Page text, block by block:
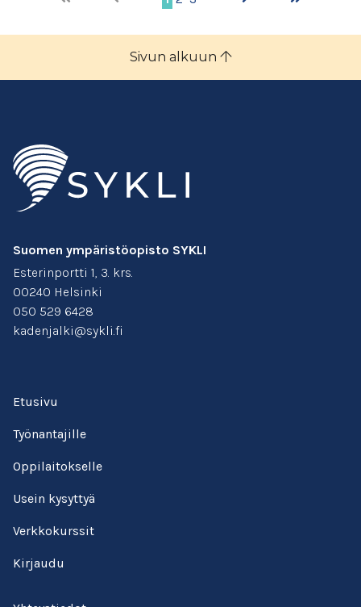
Sivun alkuun
Suomen ympäristöopisto SYKLI
Esterinportti 1, 3. krs.
00240 Helsinki
050 529 6428
kadenjalki@sykli.fi
Etusivu
Työnantajille
Oppilaitokselle
Usein kysyttyä
Verkkokurssit
Kirjaudu